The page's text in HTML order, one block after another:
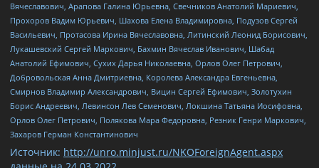
Вячеславович, Арапова Галина Юрьевна, Свечников Анатолий Мариевич,
Прохоров Вадим Юрьевич, Шахова Елена Владимировна, Подузов Сергей
Васильевич, Протасова Ирина Вячеславовна, Литинский Леонид Борисович,
Лукашевский Сергей Маркович, Бахмин Вячеслав Иванович, Шабад
Анатолий Ефимович, Сухих Дарья Николаевна, Орлов Олег Петрович,
Добровольская Анна Дмитриевна, Королева Александра Евгеньевна,
Смирнов Владимир Александрович, Вицин Сергей Ефимович, Золотухин
Борис Андреевич, Левинсон Лев Семенович, Локшина Татьяна Иосифовна,
Орлов Олег Петрович, Полякова Мара Федоровна, Резник Генри Маркович,
Захаров Герман Константинович
Источник: http://unro.minjust.ru/NKOForeignAgent.aspx